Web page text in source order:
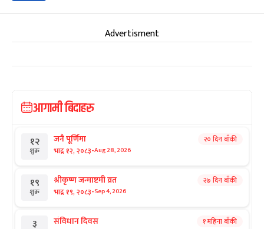
Advertisment
आगामी बिदाहरु
१२
शुक्र
जनै पूर्णिमा
भाद्र १२, २०८३-Aug 28, 2026
२० दिन बाँकी
१९
शुक्र
श्रीकृष्ण जन्माष्टमी व्रत
भाद्र १९, २०८३-Sep 4, 2026
२७ दिन बाँकी
३ संविधान दिवस १ महिना बाँकी